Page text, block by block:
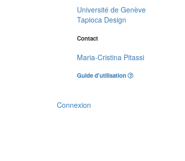
Université de Genève
Tapioca Design
Contact
Maria-Cristina Pitassi
Guide d'utilisation
Connexion